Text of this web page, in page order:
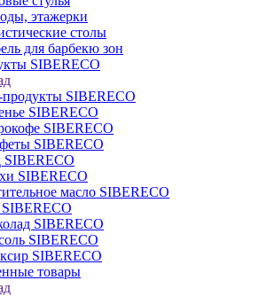
этажерки
столы
для барбекю зон
SIBERECO
SIBERECO
SIBERECO
SIBERECO
SIBERECO
SIBERECO
масло SIBERECO
SIBERECO
SIBERECO
SIBERECO
товары